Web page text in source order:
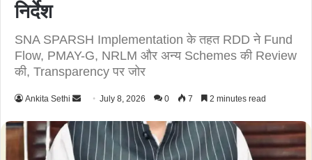
निर्देश
SNA SPARSH Implementation के तहत RDD ने Fund
Flow, PMAY-G, NRLM और अन्य Schemes की Review
की, Transparency पर जोर
Ankita Sethi
n
d
July 8, 2026 0 7 2 minutes read